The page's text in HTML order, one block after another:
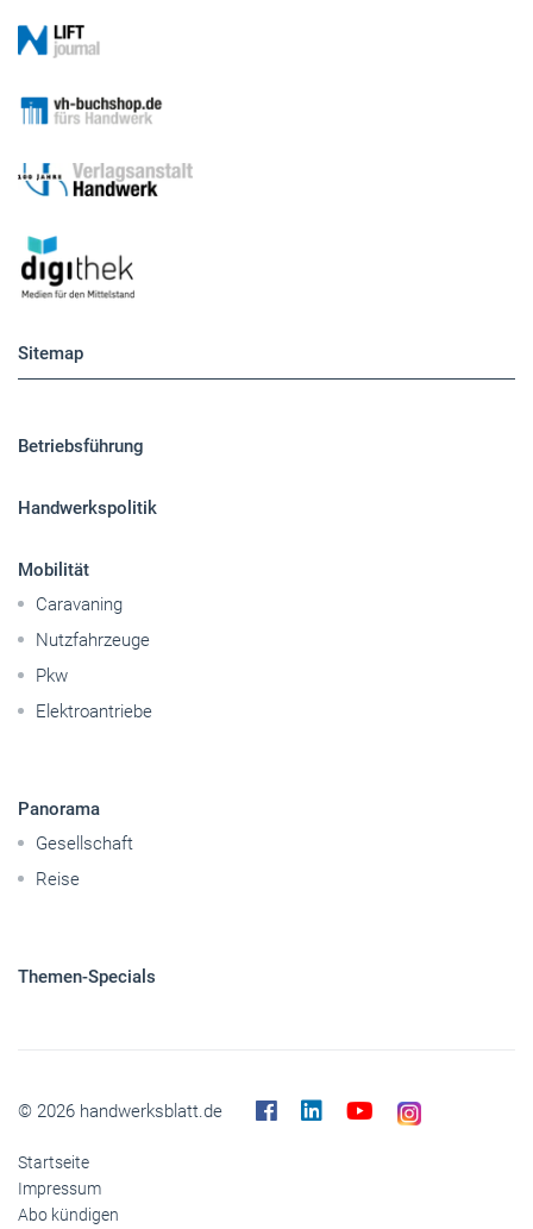
Sitemap
Betriebsführung
Handwerkspolitik
Mobilität
Caravaning
Nutzfahrzeuge
Pkw
Elektroantriebe
Panorama
Gesellschaft
Reise
Themen-Specials
© 2026 handwerksblatt.de
Startseite
Impressum
Abo kündigen